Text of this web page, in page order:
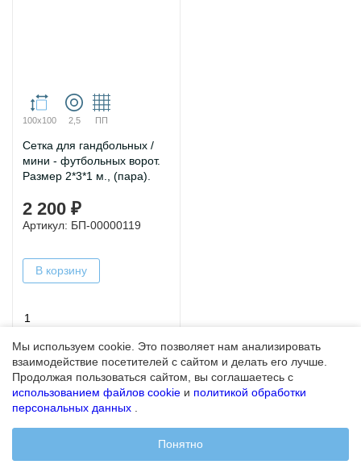
100х100 2,5 ПП
Сетка для гандбольных /
мини - футбольных ворот.
Размер 2*3*1 м., (пара).
2 200 ₽
Артикул: БП-00000119
В корзину
Мы используем cookie. Это позволяет нам анализировать
взаимодействие посетителей с сайтом и делать его лучше.
Продолжая пользоваться сайтом, вы соглашаетесь с
использованием файлов cookie и политикой обработки
персональных данных
Понятно